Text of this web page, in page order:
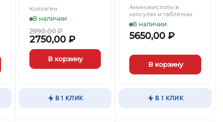
Коллаген
В наличии
2990,00₽
2750,00 ₽
В корзину
В 1 КЛИК
Аминокислоты в
капсулах и таблетках
В наличии
5650,00₽
В корзину
В 1 КЛИК